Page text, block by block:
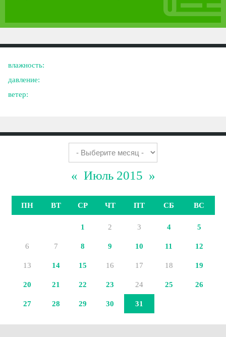
влажность:
давление:
ветер:
« Июль 2015 »
ПН ВТ СР ЧТ ПТ СБ ВС
1 2 3 4 5
6 7 8 9 10 11 12
13 14 15 16 17 18 19
20 21 22 23 24 25 26
27 28 29 30 31